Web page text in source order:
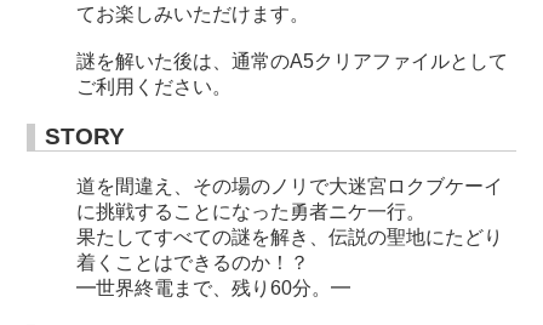
てお楽しみいただけます。
謎を解いた後は、通常のA5クリアファイルとして
ご利用ください。
STORY
道を間違え、その場のノリで大迷宮ロクブケーイ
に挑戦することになった勇者ニケ一行。
果たしてすべての謎を解き、伝説の聖地にたどり
着くことはできるのか！？
━世界終電まで、残り60分。━